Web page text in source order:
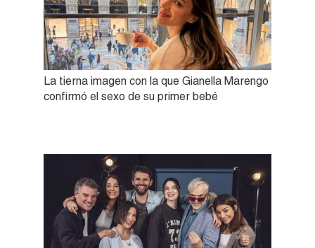
La tierna imagen con la que Gianella Marengo
confirmó el sexo de su primer bebé